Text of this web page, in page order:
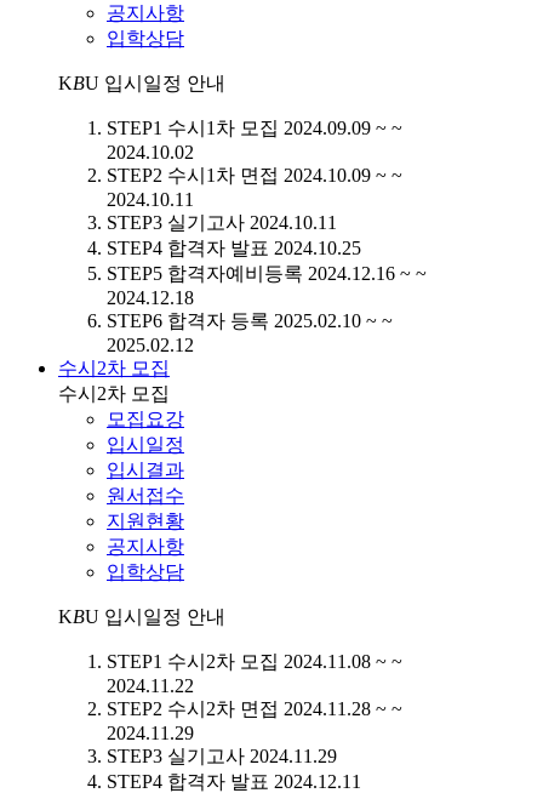
공지사항
입학상담
KBU 입시일정 안내
STEP1 수시1차 모집 2024.09.09 ~ ~
2024.10.02
STEP2 수시1차 면접 2024.10.09 ~ ~
2024.10.11
STEP3 실기고사 2024.10.11
STEP4 합격자 발표 2024.10.25
STEP5 합격자예비등록 2024.12.16 ~ ~
2024.12.18
STEP6 합격자 등록 2025.02.10 ~ ~
2025.02.12
수시2차 모집
수시2차 모집
모집요강
입시일정
입시결과
원서접수
지원현황
공지사항
입학상담
KBU 입시일정 안내
STEP1 수시2차 모집 2024.11.08 ~ ~
2024.11.22
STEP2 수시2차 면접 2024.11.28 ~ ~
2024.11.29
STEP3 실기고사 2024.11.29
STEP4 합격자 발표 2024.12.11